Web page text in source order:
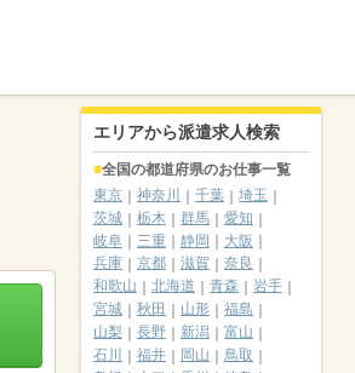
エリアから派遣求人検索
全国の都道府県のお仕事一覧
東京
神奈川 千葉
埼玉
茨城
栃木 群馬
愛知
岐阜
三重 静岡
大阪
兵庫
京都 滋賀
奈良
和歌山
北海道 青森
岩手
宮城
秋田 山形
福島
山梨
長野 新潟
富山
石川
福井 岡山
鳥取